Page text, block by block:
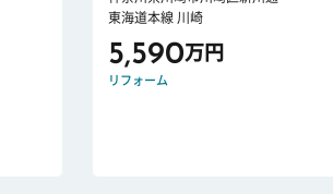
東海道本線 川崎
5,590万円
リフォーム